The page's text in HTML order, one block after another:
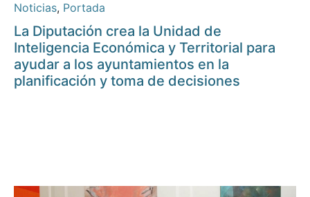
Noticias, Portada
La Diputación crea la Unidad de
Inteligencia Económica y Territorial para
ayudar a los ayuntamientos en la
planificación y toma de decisiones